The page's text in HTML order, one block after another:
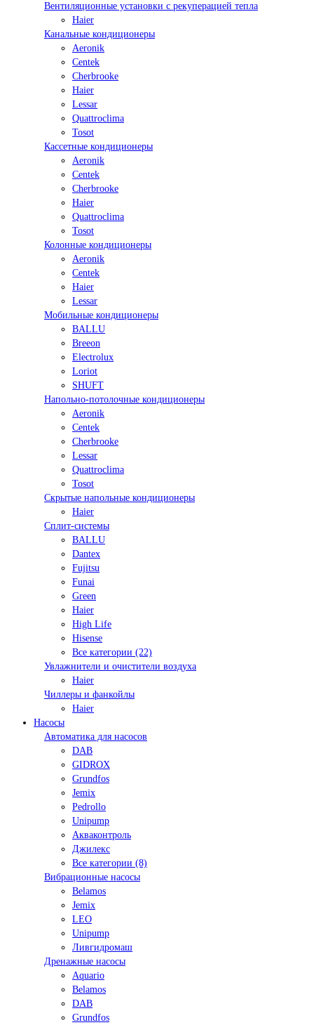
Вентиляционные установки с рекуперацией тепла
Haier
Канальные кондиционеры
Aeronik
Centek
Cherbrooke
Haier
Lessar
Quattroclima
Tosot
Кассетные кондиционеры
Aeronik
Centek
Cherbrooke
Haier
Quattroclima
Tosot
Колонные кондиционеры
Aeronik
Centek
Haier
Lessar
Мобильные кондиционеры
BALLU
Breeon
Electrolux
Loriot
SHUFT
Напольно-потолочные кондиционеры
Aeronik
Centek
Cherbrooke
Lessar
Quattroclima
Tosot
Скрытые напольные кондиционеры
Haier
Сплит-системы
BALLU
Dantex
Fujitsu
Funai
Green
Haier
High Life
Hisense
Все категории (22)
Увлажнители и очистители воздуха
Haier
Чиллеры и фанкойлы
Haier
Насосы
Автоматика для насосов
DAB
GIDROX
Grundfos
Jemix
Pedrollo
Unipump
Акваконтроль
Джилекс
Все категории (8)
Вибрационные насосы
Belamos
Jemix
LEO
Unipump
Ливгидромаш
Дренажные насосы
Aquario
Belamos
DAB
Grundfos